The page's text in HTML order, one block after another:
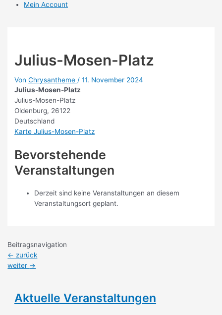
Mein Account
Julius-Mosen-Platz
VonChrysantheme /11. November 2024
Julius-Mosen-Platz
Julius-Mosen-Platz
Oldenburg, 26122
Deutschland
Karte Julius-Mosen-Platz
Bevorstehende
Veranstaltungen
Derzeit sind keine Veranstaltungen an diesem
Veranstaltungsort geplant.
Beitragsnavigation
← zurück
weiter →
Aktuelle Veranstaltungen